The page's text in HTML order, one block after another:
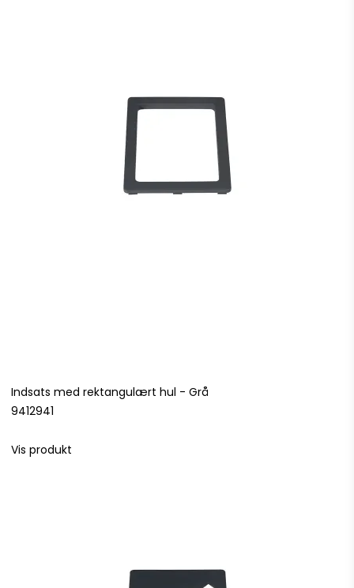
Indsats med rektangulært hul - Grå
9412941
Vis produkt